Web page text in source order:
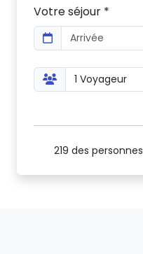
Votre séjour *
219 des personnes